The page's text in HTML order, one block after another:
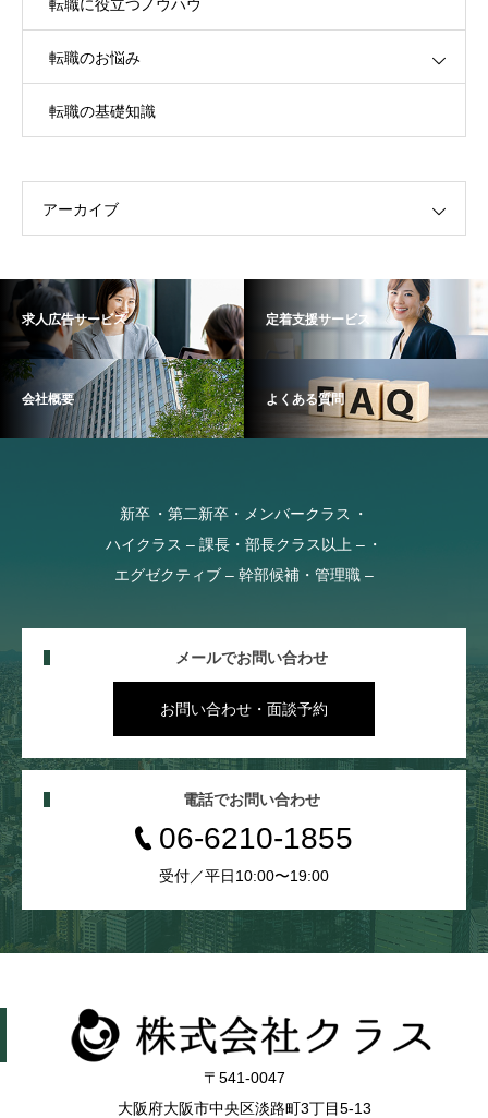
転職に役立つノウハウ
転職のお悩み
転職の基礎知識
アーカイブ
求人広告サービス 定着支援サービス
会社概要 よくある質問
新卒
第二新卒・メンバークラス
ハイクラス – 課長・部長クラス以上 –
エグゼクティブ – 幹部候補・管理職 –
メールでお問い合わせ
お問い合わせ・面談予約
電話でお問い合わせ
06-6210-1855
受付／平日10:00〜19:00
〒541-0047
大阪府大阪市中央区淡路町3丁目5-13